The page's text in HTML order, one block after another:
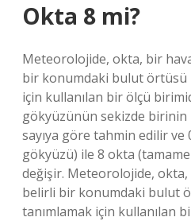
Okta 8 mi?
Meteorolojide, okta, bir
bir konumdaki bulut örtüsü
için kullanılan bir ölçü
gökyüzünün sekizde birinin
sayıya göre tahmin edilir ve
gökyüzü) ile 8 okta
değişir. Meteorolojide,
belirli bir konumdaki bulut
tanımlamak için kullanılan